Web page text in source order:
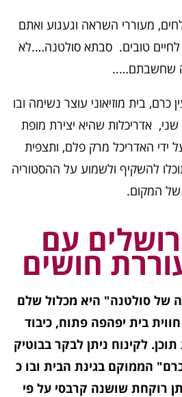
מעוררי השראה וגעגוע ואתם
טובים. סבתא סולטנה….לא
שחשבתם…..
כרם, בית מוזיאוני עוצר נשימה ובו
שני, אדריכלות שהיא יצירת מופת
ידי האדריכל מרק פלם, ותצפית
להשקיף ולשמוע על ההסטוריה
של המקום.
עם
חושים
של סולטנה" היא מכלול שלם
בית יפהפה פתוח, כיבוד
תוכן. לקינוח ניתן לבקר בבוטיק
הממוקם בגינת הבית ובו כ
רוקחת שושנה קרבסי על פי